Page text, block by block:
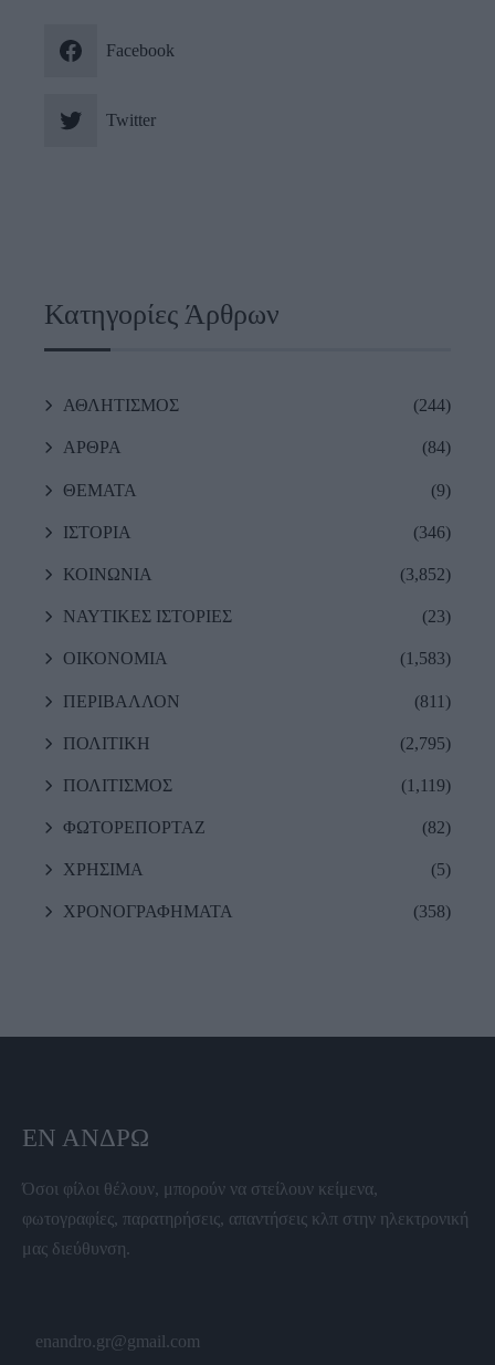
Facebook
Twitter
Κατηγορίες Άρθρων
ΑΘΛΗΤΙΣΜΟΣ (244)
ΑΡΘΡΑ (84)
ΘΕΜΑΤΑ (9)
ΙΣΤΟΡΙΑ (346)
ΚΟΙΝΩΝΙΑ (3,852)
ΝΑΥΤΙΚΕΣ ΙΣΤΟΡΙΕΣ (23)
ΟΙΚΟΝΟΜΙΑ (1,583)
ΠΕΡΙΒΑΛΛΟΝ (811)
ΠΟΛΙΤΙΚΗ (2,795)
ΠΟΛΙΤΙΣΜΟΣ (1,119)
ΦΩΤΟΡΕΠΟΡΤΑΖ (82)
ΧΡΗΣΙΜΑ (5)
ΧΡΟΝΟΓΡΑΦΗΜΑΤΑ (358)
ΕΝ ΆΝΔΡΩ
Όσοι φίλοι θέλουν, μπορούν να στείλουν κείμενα,
φωτογραφίες, παρατηρήσεις, απαντήσεις κλπ στην ηλεκτρονική
μας διεύθυνση.
enandro.gr@gmail.com